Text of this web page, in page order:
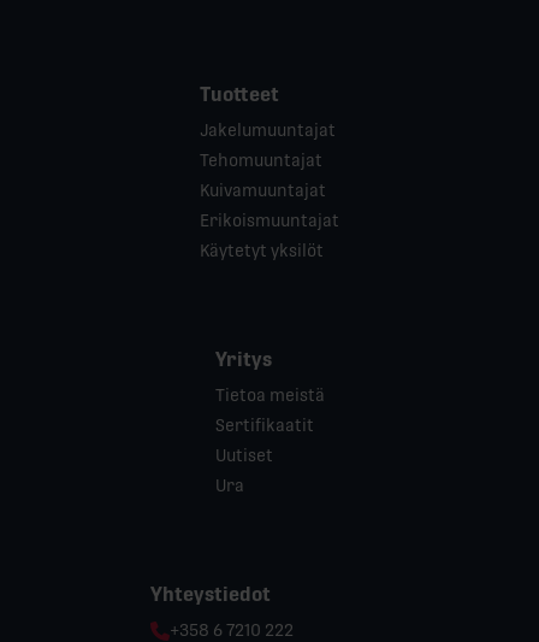
Tuotteet
Jakelumuuntajat
Tehomuuntajat
Kuivamuuntajat
Erikoismuuntajat
Käytetyt yksilöt
Yritys
Tietoa meistä
Sertifikaatit
Uutiset
Ura
Yhteystiedot
Phone:
+358 6 7210 222